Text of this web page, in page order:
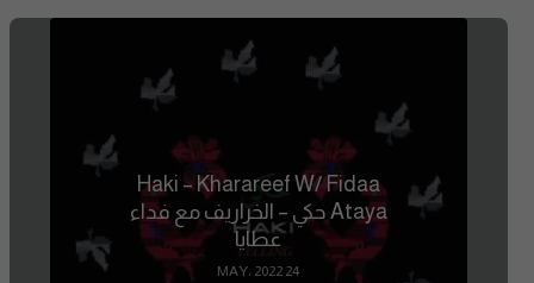
Haki – Kharareef W/ Fidaa
Ataya حكي – الخراريف مع فداء
عطايا
24 MAY، 2022